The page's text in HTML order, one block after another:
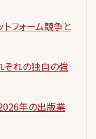
フォーム競争と
ぞれの独自の強
年の出版業